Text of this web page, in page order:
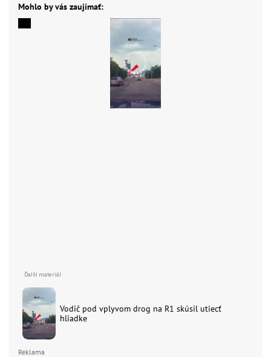
Mohlo by vás zaujímať:
Vodič pod vplyvom drog na R1 skúsil utiecť
hliadke
Reklama